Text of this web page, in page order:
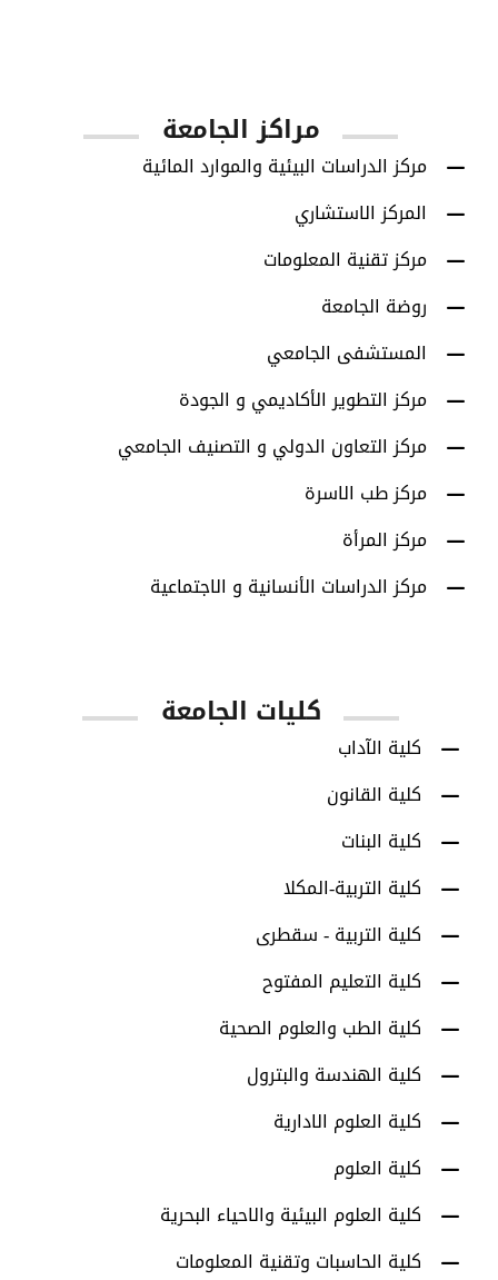
مراكز الجامعة
مركز الدراسات البيئية والموارد المائية
المركز الاستشاري
مركز تقنية المعلومات
روضة الجامعة
المستشفى الجامعي
مركز التطوير الأكاديمي و الجودة
مركز التعاون الدولي و التصنيف الجامعي
مركز طب الاسرة
مركز المرأة
مركز الدراسات الأنسانية و الاجتماعية
كليات الجامعة
كلية الآداب
كلية القانون
كلية البنات
كلية التربية-المكلا
كلية التربية - سقطرى
كلية التعليم المفتوح
كلية الطب والعلوم الصحية
كلية الهندسة والبترول
كلية العلوم الادارية
كلية العلوم
كلية العلوم البيئية والاحياء البحرية
كلية الحاسبات وتقنية المعلومات